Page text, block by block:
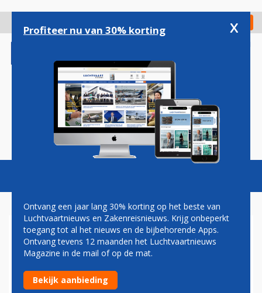
gaan
Check in
Magazine Podcasts Vacatures
BAMBOO AIRWAYS BREIDT
ORDER VOOR AIRBUS
A321NEO'S UIT
Profiteer nu van 30% korting x
Ontvang een jaar lang 30% korting op het beste van
Luchtvaartnieuws en Zakenreisnieuws. Krijg onbeperkt
toegang tot al het nieuws en de bijbehorende Apps.
Ontvang tevens 12 maanden het Luchtvaartnieuws
Magazine in de mail of op de mat.
Bekijk aanbieding